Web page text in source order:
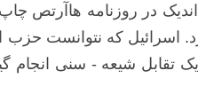
اندیک در روزنامه
که نتوانست حزب
تقابل شیعه - سنی